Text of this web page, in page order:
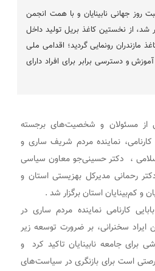
روز جهانی نابینایان و با همت انجمن
شد، از نخستین کاغذ بریل تولید داخل
رونمایی گردید؛ اقدامی ملی
و دسترسی برابر برای افراد دارای
از مسئولان و شخصیت‌های برجسته
کارنامی، نماینده مردم شریف ساری و
، دکتر حسینی‌جو معاون سیاسی
دکتر رحمانی مدیرکل بهزیستی استان و
و کم‌بینایان استان برگزار شد .
کارنامی نماینده مردم ساری در
سخنرانی، بر ضرورت توسعه زیر
جامعه نابینایان تاکید کرد و
فرصتی است برای بازنگری در سیاست‌های